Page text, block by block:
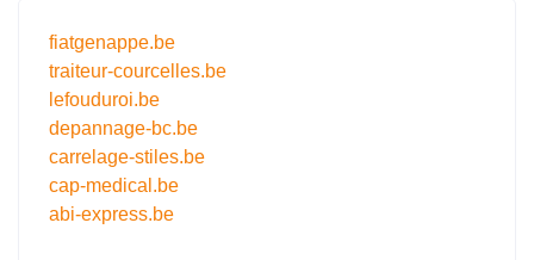
fiatgenappe.be
traiteur-courcelles.be
lefouduroi.be
depannage-bc.be
carrelage-stiles.be
cap-medical.be
abi-express.be